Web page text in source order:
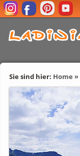
Sie sind hier: Home »